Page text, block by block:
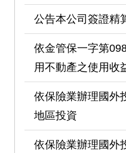
公告本公司簽證精
依金管保一字第
用不動產之使用收
依保險業辦理國外
地區投資
依保險業辦理國外